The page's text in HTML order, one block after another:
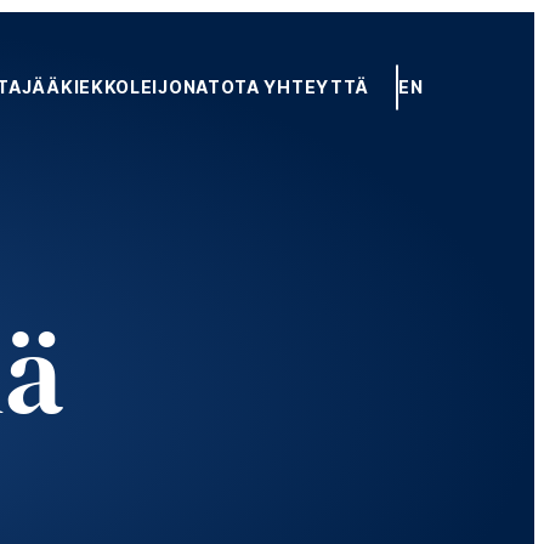
JÄÄKIEKKOLEIJONATOTA YHTEYTTÄ EN